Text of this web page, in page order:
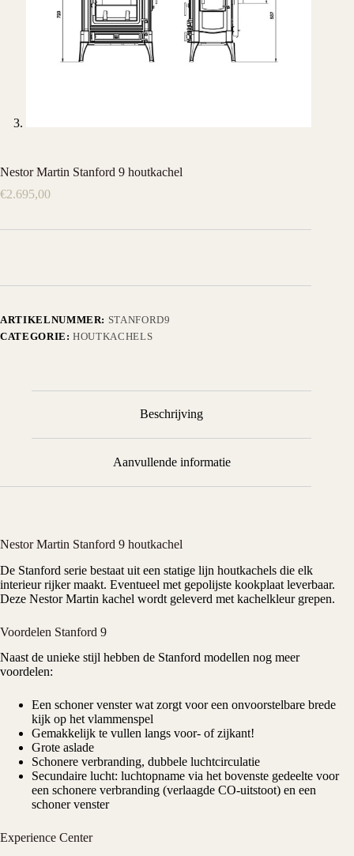
Nestor Martin Stanford 9 houtkachel
€2.695,00
ARTIKELNUMMER: STANFORD9
CATEGORIE:HOUTKACHELS
Beschrijving
Aanvullende informatie
Nestor Martin Stanford 9 houtkachel
De Stanford serie bestaat uit een statige lijn houtkachels die elk
interieur rijker maakt. Eventueel met gepolijste kookplaat leverbaar.
Deze Nestor Martin kachel wordt geleverd met kachelkleur grepen.
Voordelen Stanford 9
Naast de unieke stijl hebben de Stanford modellen nog meer
voordelen:
Een schoner venster wat zorgt voor een onvoorstelbare brede
kijk op het vlammenspel
Gemakkelijk te vullen langs voor- of zijkant!
Grote aslade
Schonere verbranding, dubbele luchtcirculatie
Secundaire lucht: luchtopname via het bovenste gedeelte voor
een schonere verbranding (verlaagde CO-uitstoot) en een
schoner venster
Experience Center